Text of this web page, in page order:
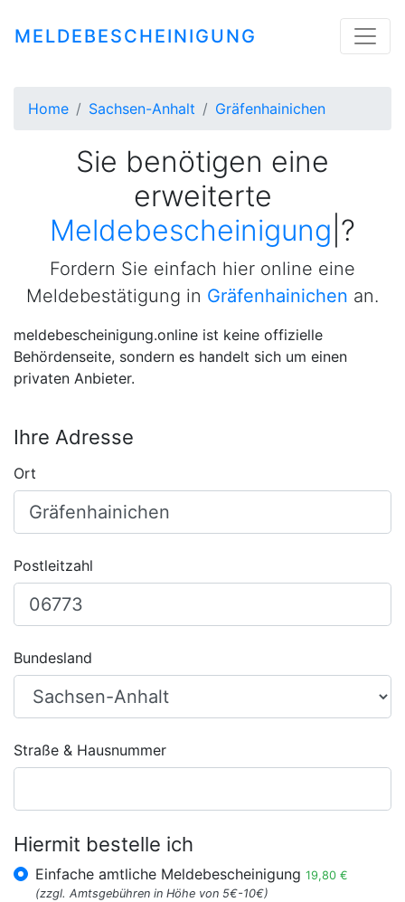
MELDEBESCHEINIGUNG
Home Sachsen-Anhalt Gräfenhainichen
Sie benötigen eine
erweiterte
Meldebescheinigung ?
Fordern Sie einfach hier online eine
Meldebestätigung in Gräfenhainichen an.
meldebescheinigung.online ist keine offizielle
Behördenseite, sondern es handelt sich um einen
privaten Anbieter.
Ihre Adresse
Ort
Postleitzahl
Bundesland
Straße & Hausnummer
Hiermit bestelle ich
Einfache amtliche Meldebescheinigung 19,80 €
(zzgl. Amtsgebühren in Höhe von 5€-10€)